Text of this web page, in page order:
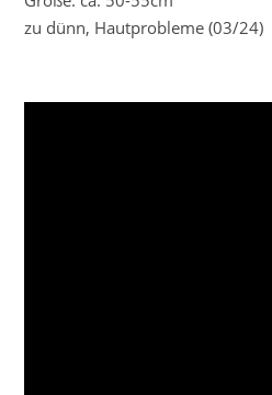
zu dünn, Hautprobleme (03/24)